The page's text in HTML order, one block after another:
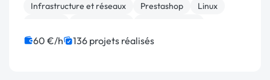
Infrastructure et réseaux
Prestashop
Linux
Migration
Migration ou refonte de site
60 €/h 136 projets réalisés